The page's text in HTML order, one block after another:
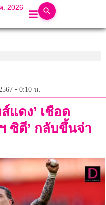
. 2026
• 0:10 น.
แดง’ เชือด
ซิตี’ กลับขึ้นจ่า